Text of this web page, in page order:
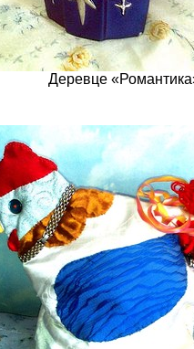
Деревце